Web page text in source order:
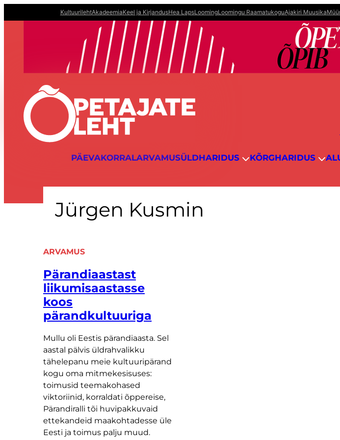
sisu
KultuurilehtAkadeemiaKeel ja KirjandusHea LapsLoomingLoomingu RaamatukoguAjakiri Muusika
PÄEVAKORRALARVAMUSÜLDHARIDUS KÕRGHARIDUS
Jürgen Kusmin
ARVAMUS
Pärandiaastast
liikumisaastasse
koos
pärandkultuuriga
Mullu oli Eestis pärandiaasta. Sel
aastal pälvis üldrahvalikku
tähelepanu meie kultuuripärand
kogu oma mitmekesisuses:
toimusid teemakohased
viktoriinid, korraldati õppereise,
Pärandiralli tõi huvipakkuvaid
ettekandeid maakohtadesse üle
Eesti ja toimus palju muud.